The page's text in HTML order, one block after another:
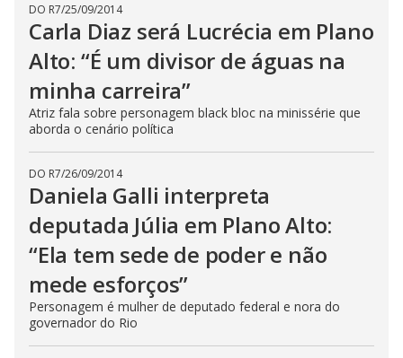
DO R7/25/09/2014
Carla Diaz será Lucrécia em Plano
Alto: “É um divisor de águas na
minha carreira”
Atriz fala sobre personagem black bloc na minissérie que
aborda o cenário política
DO R7/26/09/2014
Daniela Galli interpreta
deputada Júlia em Plano Alto:
“Ela tem sede de poder e não
mede esforços”
Personagem é mulher de deputado federal e nora do
governador do Rio